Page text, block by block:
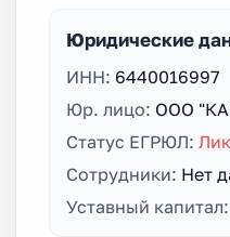
Юридические
ИНН: 6440016997
Юр. лицо: ООО
Статус ЕГРЮЛ:
Сотрудники: Нет
Уставный капитал: